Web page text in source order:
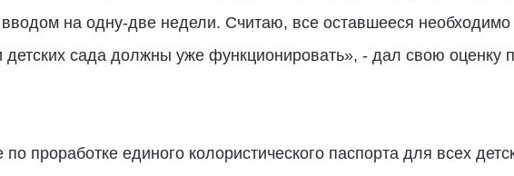
на одну-две недели. Считаю, все оставшееся необходимо
детских сада должны уже функционировать», - дал свою оценку
проработке единого колористического паспорта для всех